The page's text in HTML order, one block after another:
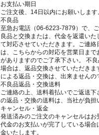
お支払い期日
ご注文後、14日以内にお願いします
不良品
至急お電話（06-6223-7879）で、ご
良品と交換または、代金を返還いた
て対応させていただきます。ご連絡
は、こちらからの対応を営業日まで
がありますのでご了承下さい。 不
場合は、返品交換させていただきま
による返品・交換は、出来ませんの
不良品返品・交換送料
ご連絡の上、送料着払いでご返送下
の返品・交換の送料は、当社が負担
キャンセル・返金
発送済みのご注文のキャンセルはお
代金のお支払いが完了している場合
金いたします。